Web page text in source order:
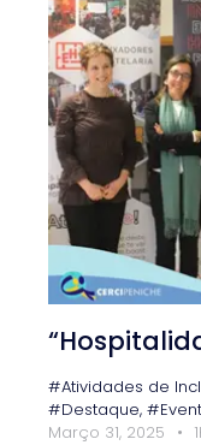
#Atividades de
#Destaque,
Março 31, 2025